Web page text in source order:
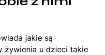
z nimi